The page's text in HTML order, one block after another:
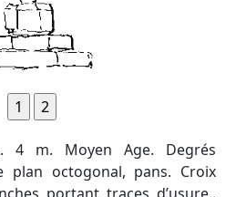
4 m. Moyen Age. Degrés
plan octogonal, pans. Croix